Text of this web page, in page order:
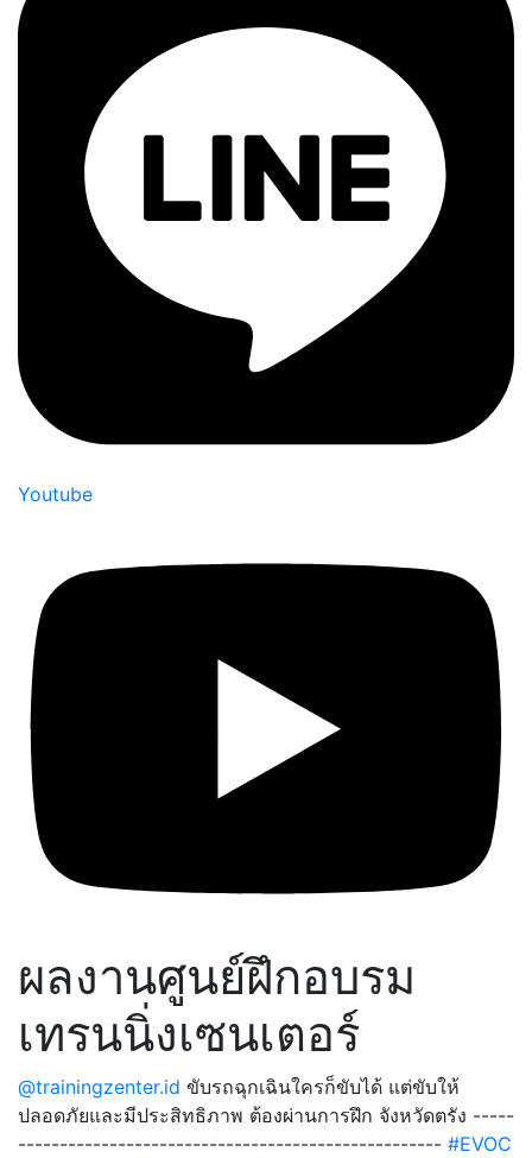
Youtube
ผลงานศูนย์ฝึกอบรม
เทรนนิ่งเซนเตอร์
@trainingzenter.id ขับรถฉุกเฉินใครก็ขับได้ แต่ขับให้
ปลอดภัยและมีประสิทธิภาพ ต้องผ่านการฝึก จังหวัดตรัง -----
--------------------------------------------------- #EVOC